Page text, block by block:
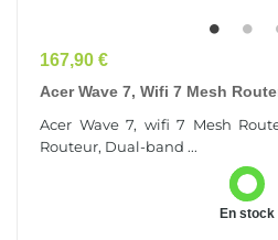
Prix
167,90 €
Acer Wave 7, Wifi 7 Mesh
Acer Wave 7, wifi 7 Mesh
Routeur, Dual-band ...
En stock